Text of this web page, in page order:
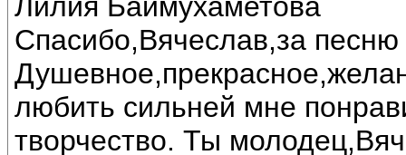
Лилия Баймухаметова
Спасибо,Вячеслав,за песню
любить сильней мне
творчество. Ты